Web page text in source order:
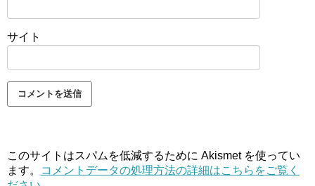
サイト
このサイトはスパムを低減するために Akismet を使ってい
ます。
コメントデータの処理方法の詳細はこちらをご覧く